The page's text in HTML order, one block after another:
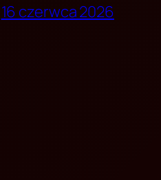
16 czerwca 2026